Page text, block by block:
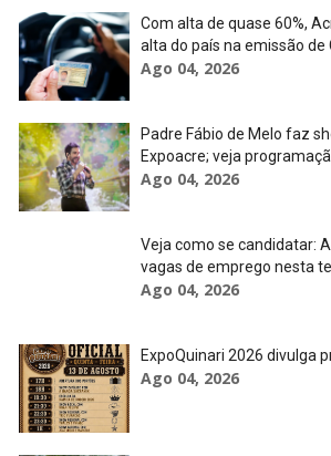
Com alta de quase 60%,
alta do país na emissão de
Ago 04, 2026
Padre Fábio de Melo faz
Expoacre; veja
Ago 04, 2026
Veja como se candidatar:
vagas de emprego nesta
Ago 04, 2026
ExpoQuinari 2026 divulga
Ago 04, 2026